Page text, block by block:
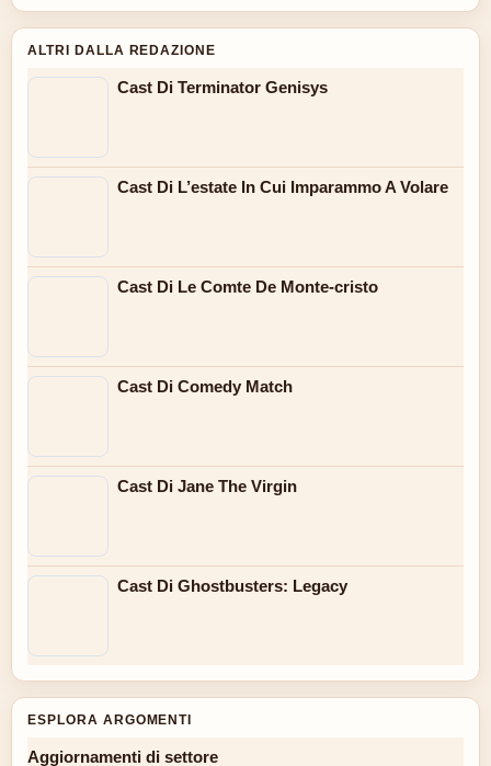
ALTRI DALLA REDAZIONE
Cast Di Terminator Genisys
Cast Di L’estate In Cui Imparammo A Volare
Cast Di Le Comte De Monte-cristo
Cast Di Comedy Match
Cast Di Jane The Virgin
Cast Di Ghostbusters: Legacy
ESPLORA ARGOMENTI
Aggiornamenti di settore